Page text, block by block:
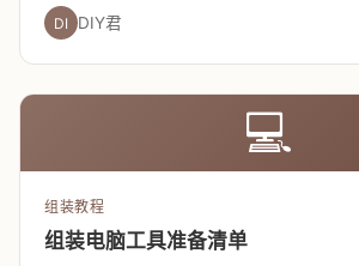
DI DIY君
💻
组装教程
组装电脑工具准备清单